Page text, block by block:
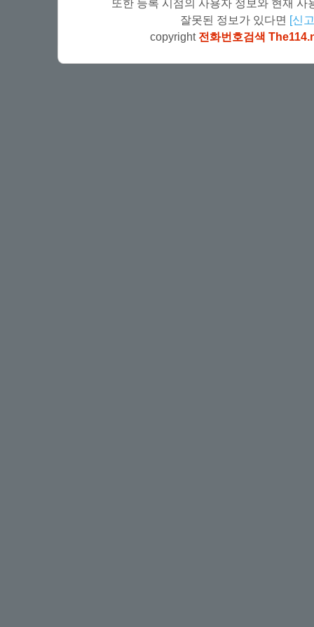
또한 등록 시점의 사용자 정보와 현재 사
잘못된 정보가 있다면 [신
copyright 전화번호검색